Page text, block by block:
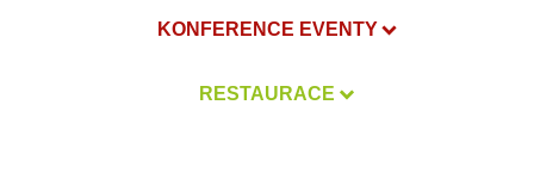
KONFERENCE EVENTY
RESTAURACE